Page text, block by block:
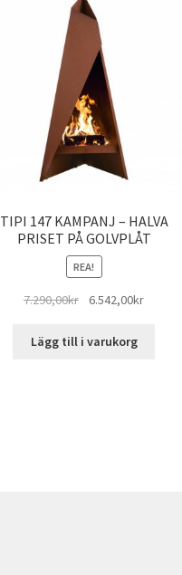
TIPI 147 KAMPANJ – HALVA
PRISET PÅ GOLVPLÅT
REA!
7.290,00kr
Det
priset
6.542,00krDet
Lägg till i varukorg